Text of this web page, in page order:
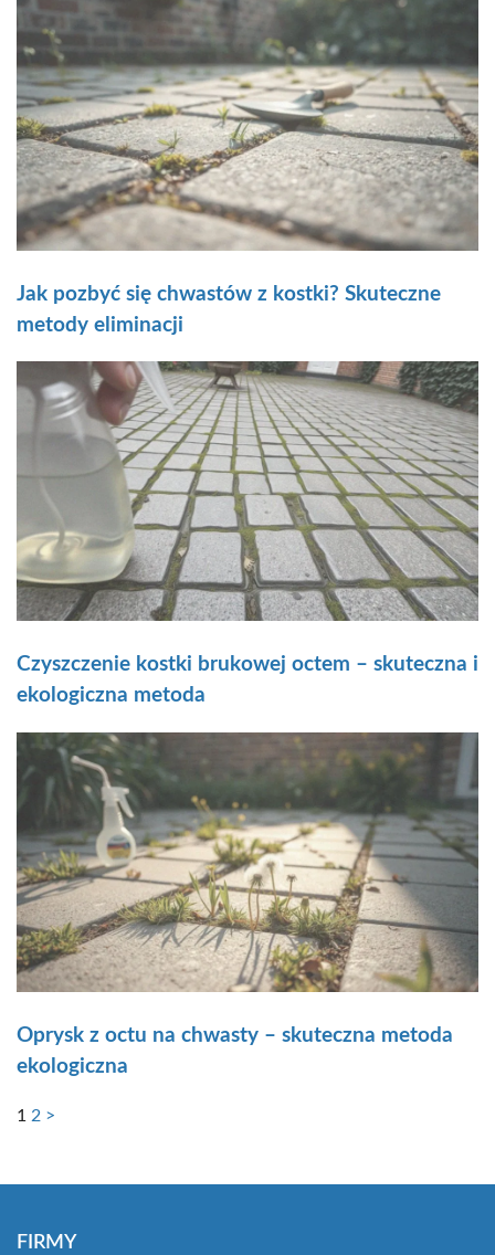
Jak pozbyć się chwastów z kostki? Skuteczne
metody eliminacji
Czyszczenie kostki brukowej octem – skuteczna i
ekologiczna metoda
Oprysk z octu na chwasty – skuteczna metoda
ekologiczna
1 2 >
FIRMY